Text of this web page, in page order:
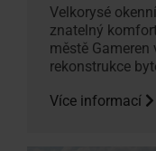
Velkorysé
znatelný
městě
rekonstrukce
Více informací